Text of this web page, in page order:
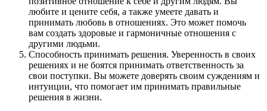
любите и цените себя, а также умеете давать и
принимать любовь в отношениях. Это может помочь
вам создать здоровые и гармоничные отношения с
другими людьми.
Способность принимать решения. Уверенность в своих
решениях и не боятся принимать ответственность за
свои поступки. Вы можете доверять своим суждениям и
интуиции, что помогает им принимать правильные
решения в жизни.